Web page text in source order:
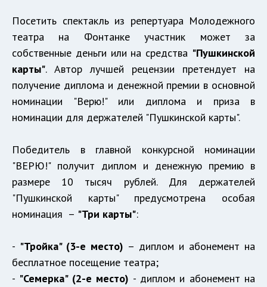
Посетить спектакль из репертуара Молодежного
театра на Фонтанке участник может за
собственные деньги или на средства "Пушкинской
карты". Автор лучшей рецензии претендует на
получение диплома и денежной премии в основной
номинации "Верю!" или диплома и приза в
номинации для держателей "Пушкинской карты".
Победитель в главной конкурсной номинации
"ВЕРЮ!" получит диплом и денежную премию в
размере 10 тысяч рублей. Для держателей
"Пушкинской карты" предусмотрена особая
номинация – "Три карты":
- "Тройка" (3-е место) – диплом и абонемент на
бесплатное посещение театра;
- "Семерка" (2-е место) - диплом и абонемент на